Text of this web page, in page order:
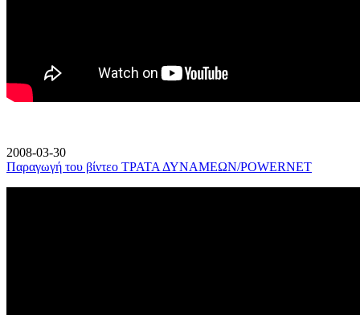
2008-03-30
Παραγωγή του βίντεο ΤΡΑΤΑ ΔΥΝΑΜΕΩΝ/POWERNET